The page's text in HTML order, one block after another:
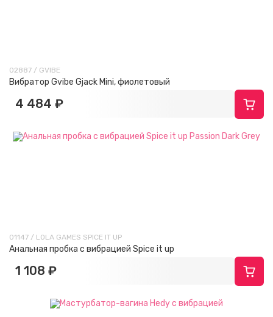
02887 / GVIBE
Вибратор Gvibe Gjack Mini, фиолетовый
4 484 ₽
01147 / LOLA GAMES SPICE IT UP
Анальная пробка с вибрацией Spice it up
1 108 ₽